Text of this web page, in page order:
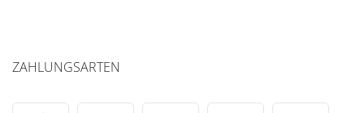
ZAHLUNGSARTEN